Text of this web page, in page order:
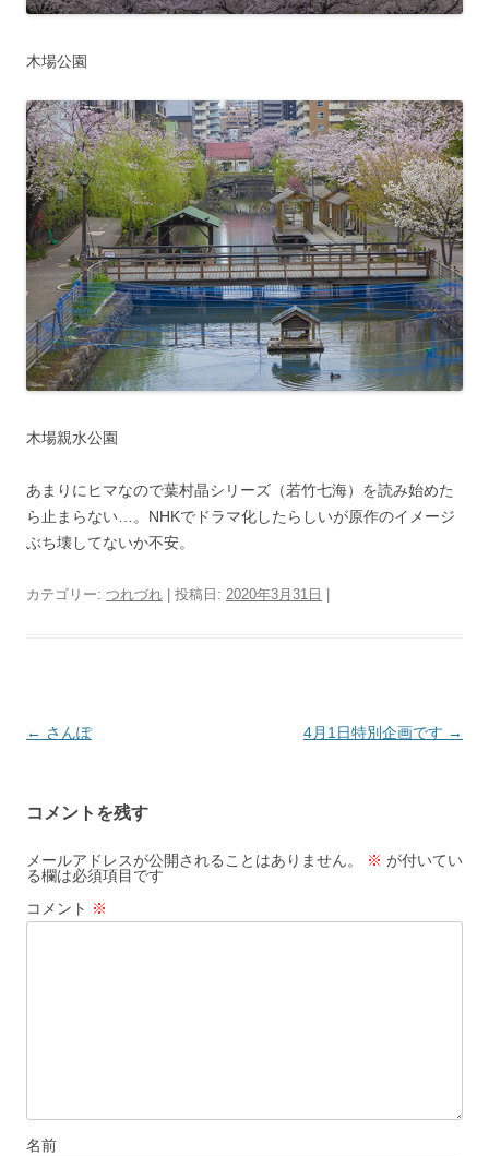
木場公園
木場親水公園
あまりにヒマなので葉村晶シリーズ（若竹七海）を読み始めた
ら止まらない…。NHKでドラマ化したらしいが原作のイメージ
ぶち壊してないか不安。
カテゴリー: つれづれ | 投稿日: 2020年3月31日
投
ビ
ゲ
ー
シ
← さんぽ 4月1日特別企画です →
コメントを残す
メールアドレスが公開されることはありません。 ※ が付いてい
る欄は必須項目です
コメント ※
名前